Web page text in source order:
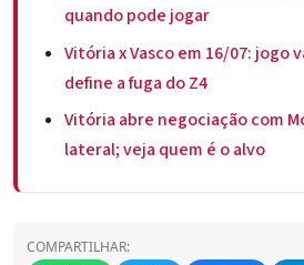
quando pode jogar
Vitória x Vasco em 16/07: jogo
define a fuga do Z4
Vitória abre negociação com
lateral; veja quem é o alvo
COMPARTILHAR: